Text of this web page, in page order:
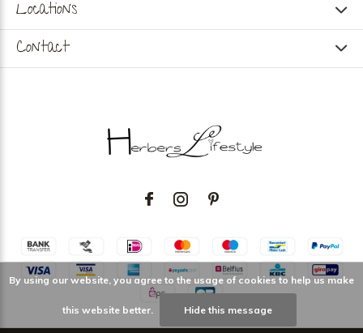
Locations
Contact
By using our website, you agree to the usage of cookies to help us make
this website better. Hide this message